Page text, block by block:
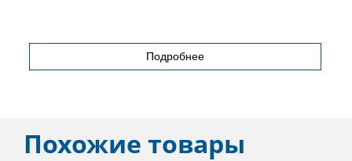
Подробнее
Похожие товары